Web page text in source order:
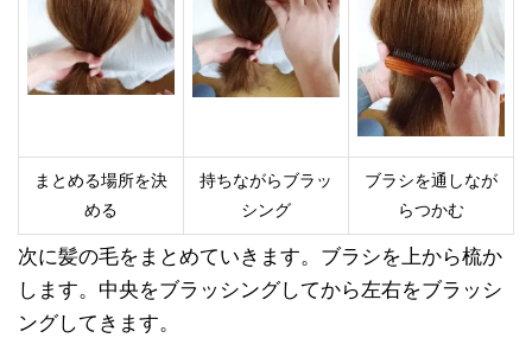
まとめる場所を決
める
持ちながらブラッ
シング
ブラシを通しなが
らつかむ
次に髪の毛をまとめていきます。ブラシを上から梳か
します。中央をブラッシングしてから左右をブラッシ
ングしてきます。